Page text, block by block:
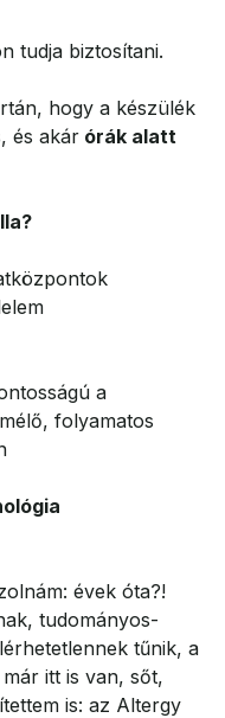
tudja biztosítani.
hogy a készülék
és akár órák alatt
a
folyamatos
évek óta?!
tudományos-
tűnik, a
itt is van, sőt,
is: az Altergy